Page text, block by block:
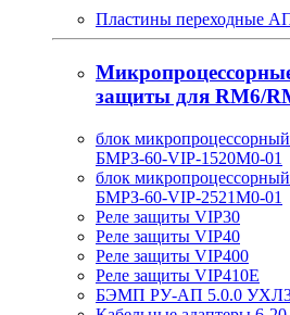
Пластины переходные
защиты для RM6/
блок
БМРЗ-60-VIP-1520М0-01
блок
БМРЗ-60-VIP-2521М0-01
Реле защиты VIP30
Реле защиты VIP40
Реле защиты VIP400
Реле защиты VIP410E
БЭМП РУ-АП 5.0.0